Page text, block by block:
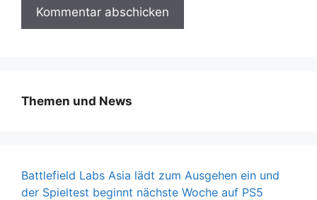
Themen und News
Battlefield Labs Asia lädt zum Ausgehen ein und
der Spieltest beginnt nächste Woche auf PS5